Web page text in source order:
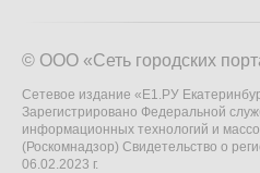
© ООО «Сеть городских
Сетевое издание «Е1.РУ
Зарегистрировано Федеральной
информационных технологий и
(Роскомнадзор) Свидетельство о
06.02.2023 г.